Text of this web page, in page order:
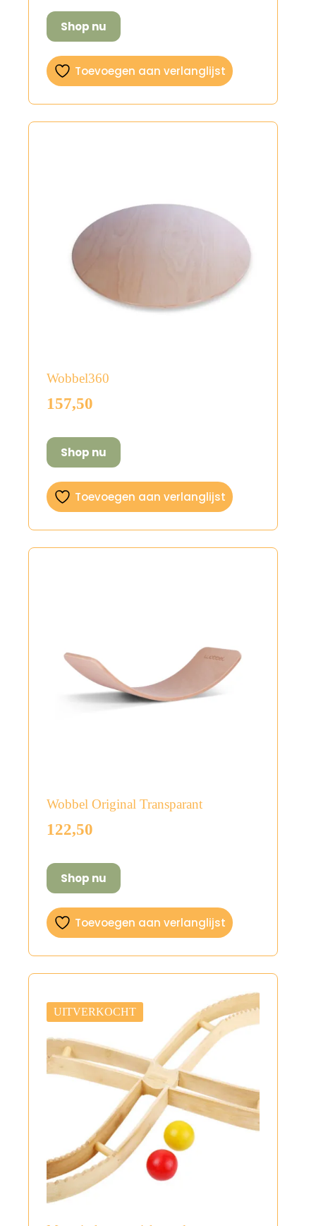
Shop nu
Toevoegen aan verlanglijst
Wobbel360
157,50
Shop nu
Toevoegen aan verlanglijst
Wobbel Original Transparant
122,50
Shop nu
Toevoegen aan verlanglijst
UITVERKOCHT